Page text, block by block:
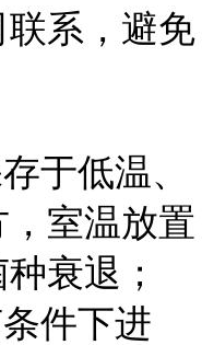
系，避免
于低温、
室温放置
衰退；
件下进